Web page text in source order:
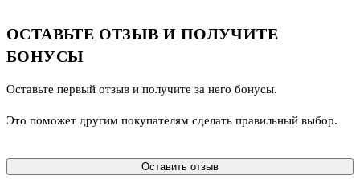
ОСТАВЬТЕ ОТЗЫВ И ПОЛУЧИТЕ
БОНУСЫ
Оставьте первый отзыв и получите за него бонусы.
Это поможет другим покупателям сделать правильный выбор.
Оставить отзыв